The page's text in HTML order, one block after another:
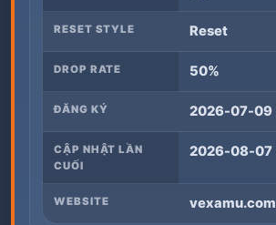
RESET STYLE Reset
DROP RATE 50%
ĐĂNG KÝ 2026-07-09
CẬP NHẬT LẦN
CUỐI
2026-08-07
WEBSITE vexamu.com